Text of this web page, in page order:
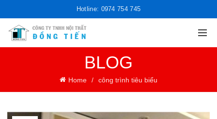
Hotline: 0974 754 745
BLOG
Home công trình tiêu biểu